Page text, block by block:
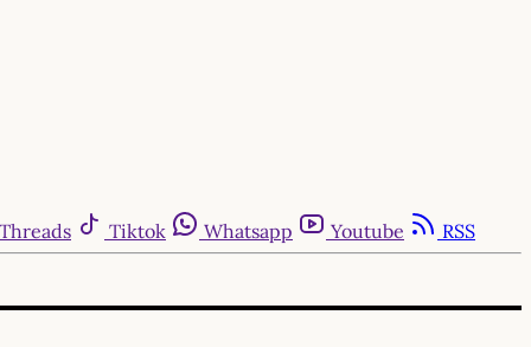
Threads Tiktok Whatsapp Youtube RSS